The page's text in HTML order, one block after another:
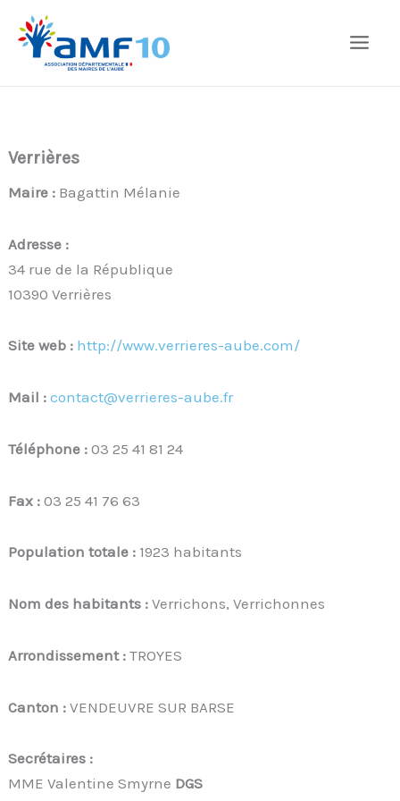
contenu
Verrières
Maire : Bagattin Mélanie
Adresse :
34 rue de la République
10390 Verrières
Site web : http://www.verrieres-aube.com/
Mail :contact@verrieres-aube.fr
Téléphone :03 25 41 81 24
Fax :03 25 41 76 63
Population totale : 1923 habitants
Nom des habitants :Verrichons, Verrichonnes
Arrondissement :TROYES
Canton :VENDEUVRE SUR BARSE
Secrétaires :
MME Valentine Smyrne DGS